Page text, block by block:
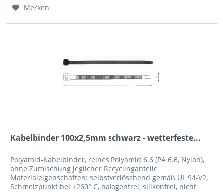
Merken
Kabelbinder 100x2,5mm schwarz - wetterfeste...
Polyamid-Kabelbinder, reines Polyamid 6.6 (PA 6.6, Nylon),
ohne Zumischung jeglicher Recyclinganteile
Materialeigenschaften: selbstverlöschend gemäß UL 94-V2,
Schmelzpunkt bei +260° C, halogenfrei, silikonfrei, nicht